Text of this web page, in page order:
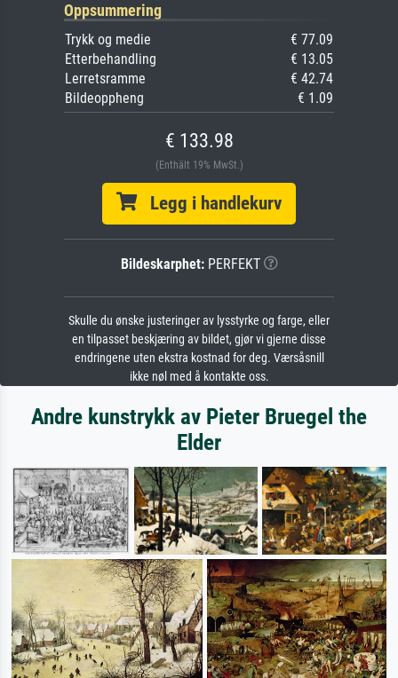
Oppsummering
Trykk og medie
€ 77.09
Etterbehandling
€ 13.05
Lerretsramme
€ 42.74
Bildeoppheng
€ 1.09
€ 133.98
(Enthält 19% MwSt.)
Legg i handlekurv
Bildeskarphet:PERFEKT
Skulle du ønske justeringer av lysstyrke og farge, eller
en tilpasset beskjæring av bildet, gjør vi gjerne disse
endringene uten ekstra kostnad for deg. Værsåsnill
ikke nøl med å kontakte oss.
Andre kunstrykk av Pieter Bruegel the
Elder